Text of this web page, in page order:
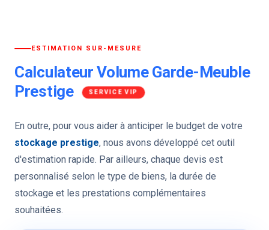
ESTIMATION SUR-MESURE
Calculateur Volume Garde-Meuble
Prestige
SERVICE VIP
En outre, pour vous aider à anticiper le budget de votre
stockage prestige, nous avons développé cet outil
d'estimation rapide. Par ailleurs, chaque devis est
personnalisé selon le type de biens, la durée de
stockage et les prestations complémentaires
souhaitées.